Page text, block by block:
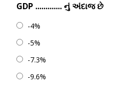
GDP ............. નું અંદાજ છે
-4%
-5%
-7.3%
-9.6%